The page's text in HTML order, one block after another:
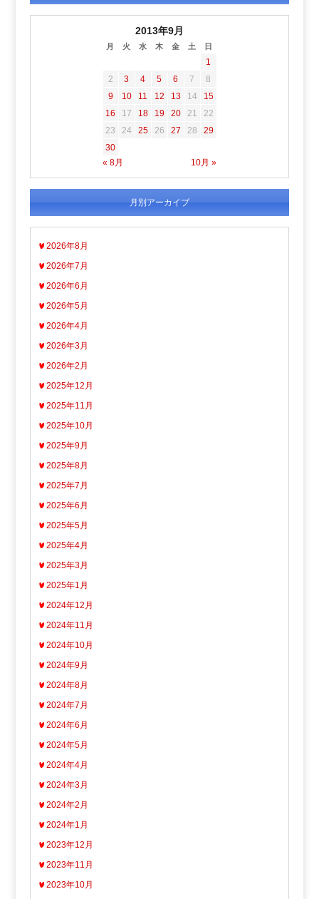
2013年9月
月 火 水 木 金 土 日
« 8月 10月 »
1
2
3 4 5 6 7
8
9
10 11 12 13 14
15
16
17 18 19 20 21
22
23
24 25 26 27 28
29
30
月別アーカイブ
2026年8月
2026年7月
2026年6月
2026年5月
2026年4月
2026年3月
2026年2月
2025年12月
2025年11月
2025年10月
2025年9月
2025年8月
2025年7月
2025年6月
2025年5月
2025年4月
2025年3月
2025年1月
2024年12月
2024年11月
2024年10月
2024年9月
2024年8月
2024年7月
2024年6月
2024年5月
2024年4月
2024年3月
2024年2月
2024年1月
2023年12月
2023年11月
2023年10月